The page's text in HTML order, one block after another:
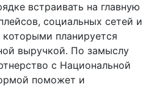
встраивать на главную
социальных сетей и
планируется
выручкой. По замыслу
с Национальной
поможет и